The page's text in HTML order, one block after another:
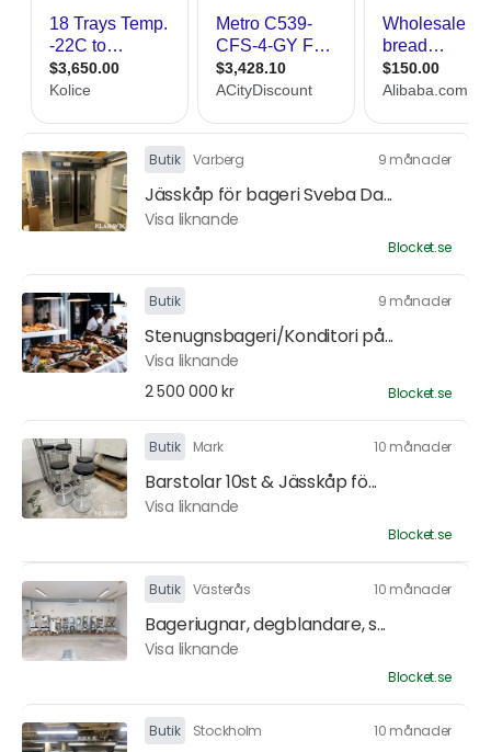
Butik Varberg 9 månader
Jässkåp för bageri Sveba Da...
Visa liknande
Blocket.se
Butik 9 månader
Stenugnsbageri/Konditori på...
Visa liknande
2 500 000 kr
Blocket.se
Butik Mark 10 månader
Barstolar 10st & Jässkåp fö...
Visa liknande
Blocket.se
Butik Västerås 10 månader
Bageriugnar, degblandare, s...
Visa liknande
Blocket.se
Butik Stockholm 10 månader